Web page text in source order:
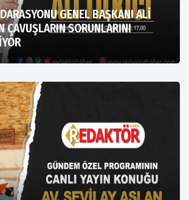
GENEL BAŞKANI ALİ
ÇAVUŞLARIN SORUNLARINI